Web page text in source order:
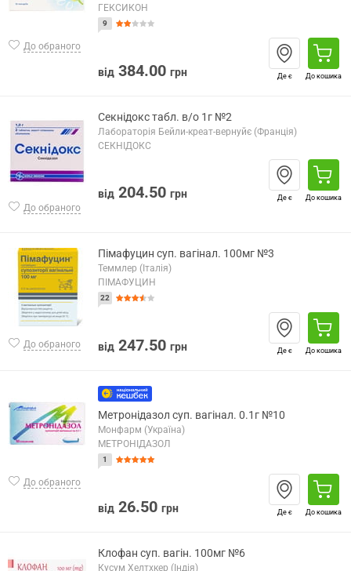
До обраного
ГЕКСИКОН
9
від 384.00 грн Де є До кошика
До обраного
Секнідокс табл. в/о 1г №2
Лабораторія Бейли-креат-вернуйє (Франція)
СЕКНІДОКС
від 204.50 грн Де є До кошика
До обраного
Пімафуцин суп. вагінал. 100мг №3
Теммлер (Італія)
ПІМАФУЦИН
22
від 247.50 грн Де є До кошика
До обраного
Метронідазол суп. вагінал. 0.1г №10
Монфарм (Україна)
МЕТРОНІДАЗОЛ
1
від 26.50 грн Де є До кошика
Клофан суп. вагін. 100мг №6
Кусум Хелтхкер (Індія)